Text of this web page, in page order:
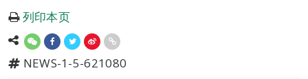
列印本页
NEWS-1-5-621080